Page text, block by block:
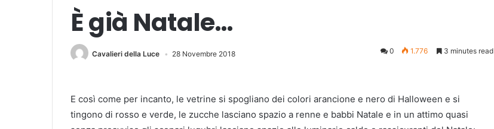
È già Natale…
Cavalieri della Luce 28 Novembre 2018 0 1.776 3 minutes read
E così come per incanto, le vetrine si spogliano dei colori arancione e nero di Halloween e si
tingono di rosso e verde, le zucche lasciano spazio a renne e babbi Natale e in un attimo quasi